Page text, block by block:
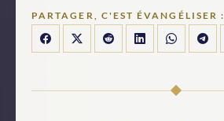
PARTAGER, C'EST ÉVANGÉLISER :